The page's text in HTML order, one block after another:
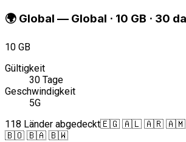
🌍 Global — Global · 10 GB · 30
10 GB
Gültigkeit
30 Tage
Geschwindigkeit
5G
118 Länder abgedeckt🇪🇬 🇦🇱 🇦🇷
🇧🇴 🇧🇦 🇧🇼